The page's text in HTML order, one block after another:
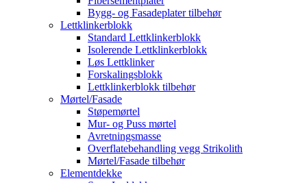
Bygg- og Fasadeplater tilbehør
Lettklinkerblokk
Standard Lettklinkerblokk
Isolerende Lettklinkerblokk
Løs Lettklinker
Forskalingsblokk
Lettklinkerblokk tilbehør
Mørtel/Fasade
Støpemørtel
Mur- og Puss mørtel
Avretningsmasse
Overflatebehandling vegg Strikolith
Mørtel/Fasade tilbehør
Elementdekke